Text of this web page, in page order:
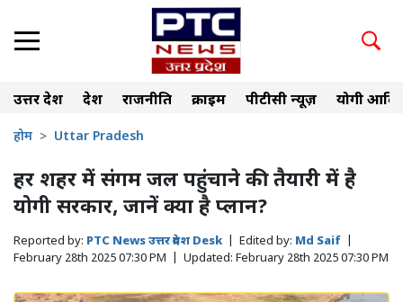
उत्तर प्रदेश देश राजनीति क्राइम पीटीसी न्यूज़ योगी
होम Uttar Pradesh
हर शहर में संगम जल पहुंचाने की तैयारी में है
योगी सरकार, जानें क्या है प्लान?
Reported by: PTC News उत्तर प्रदेश Desk Edited by: Md Saif
February 28th 2025 07:30 PM
Updated: February 28th 2025 07:30 PM